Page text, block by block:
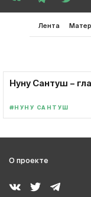
Лента
Нуну Сантуш –
#НУНУ САНТУШ
О проекте